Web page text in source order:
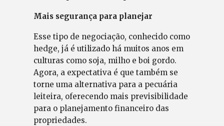
Mais segurança para planejar
Esse tipo de negociação, conhecido como
hedge, já é utilizado há muitos anos em
culturas como soja, milho e boi gordo.
Agora, a expectativa é que também se
torne uma alternativa para a pecuária
leiteira, oferecendo mais previsibilidade
para o planejamento financeiro das
propriedades.